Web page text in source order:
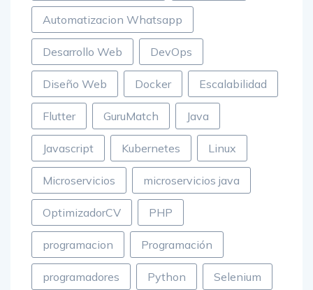
Automatizacion Whatsapp
Desarrollo Web DevOps
Diseño Web Docker Escalabilidad
Flutter GuruMatch Java
Javascript Kubernetes Linux
Microservicios microservicios java
OptimizadorCV PHP
programacion Programación
programadores Python Selenium